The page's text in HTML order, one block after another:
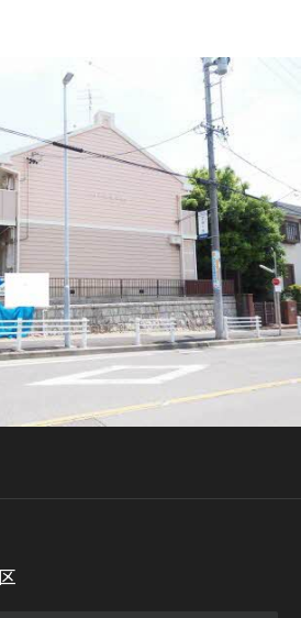
お気に入り
最近見た物件
関東
中国・四国
ら探す
探す
す